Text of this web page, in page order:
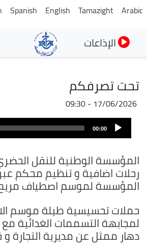
تجاوز
Arabic
Tamazight
English
Spanish
الإذاعات
تحت تصرفكم
17/06/2026 - 09:30
ملف
الصوت
Audio
Player
00:00
المؤسسة الوطنية للنقل
رحلات اضافية و تنظيم محكم
المؤسسة لموسم اصطياف
حملات تحسيسية طيلة موسم
لمجابهة التسممات الغدائية
دهار ممثل عن مديرية التجارة